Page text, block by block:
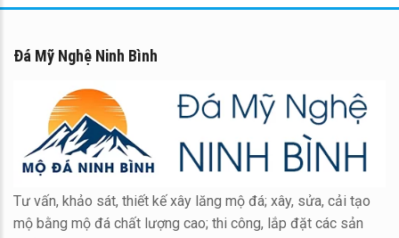
Đá Mỹ Nghệ Ninh Bình
Tư vấn, khảo sát, thiết kế xây lăng mộ đá; xây, sửa, cải tạo
mộ bằng mộ đá chất lượng cao; thi công, lắp đặt các sản